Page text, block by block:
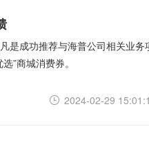
是成功推荐与海普公司相关业
”商城消费券。
2024-02-29